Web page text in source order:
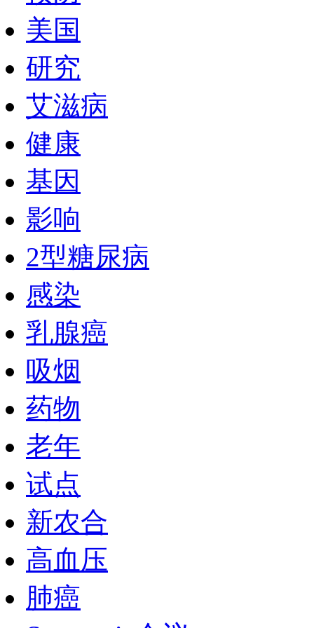
美国
研究
艾滋病
健康
基因
影响
2型糖尿病
感染
乳腺癌
吸烟
药物
老年
试点
新农合
高血压
肺癌